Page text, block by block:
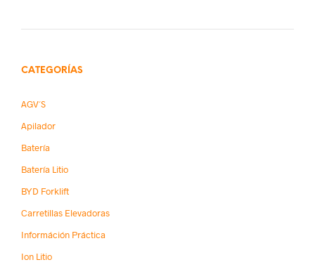
CATEGORÍAS
AGV´s
Apilador
Batería
Batería Litio
BYD Forklift
Carretillas Elevadoras
Információn Práctica
Ion Litio